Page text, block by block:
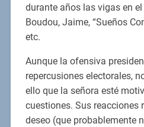
durante años las vigas en
Boudou, Jaime, “Sueños
etc.
Aunque la ofensiva
repercusiones electorales,
ello que la señora esté
cuestiones. Sus reacciones
deseo (que probablemente